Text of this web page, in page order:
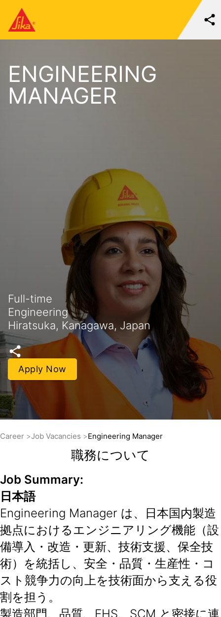
ENGINEERING
MANAGER
Full-time
Engineering
Hiratsuka, Kanagawa, Japan
Apply Now
Career Job Vacancies Engineering Manager
職務について
Job Summary:
日本語
Engineering Manager は、日本国内製造
拠点におけるエンジニアリング機能（設
備導入・改造・更新、技術支援、保全技
術）を統括し、安全・品質・生産性・コ
スト競争力の向上を技術面から支える役
割を担う。
製造部門、品質、EHS、SCM と密接に連